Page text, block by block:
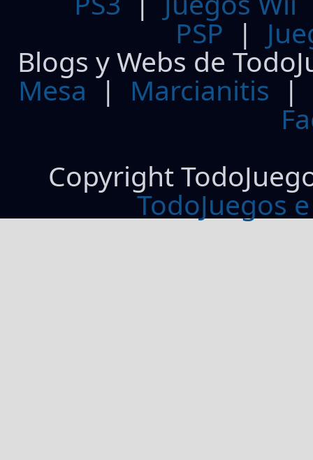
PSP |
Blogs y Webs de
Mesa | Marcianitis |
Copyright
TodoJuegos